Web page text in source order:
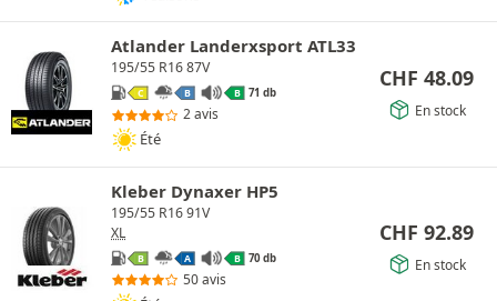
Atlander Landerxsport ATL33
195/55 R16 87V
C B B 71 db
2 avis
Été
CHF 48.09
En stock
Kleber Dynaxer HP5
195/55 R16 91V
XL
B A B 70 db
50 avis
CHF 92.89
En stock